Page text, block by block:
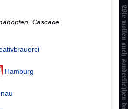
Cascade
Hamburg